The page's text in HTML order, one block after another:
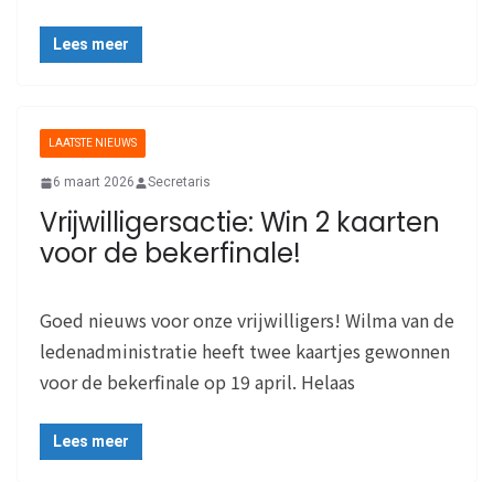
Lees meer
LAATSTE NIEUWS
6 maart 2026 Secretaris
Vrijwilligersactie: Win 2 kaarten
voor de bekerfinale!
Goed nieuws voor onze vrijwilligers! Wilma van de
ledenadministratie heeft twee kaartjes gewonnen
voor de bekerfinale op 19 april. Helaas
Lees meer